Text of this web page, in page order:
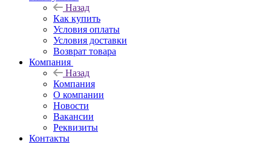
Назад
Как купить
Условия оплаты
Условия доставки
Возврат товара
Компания
Назад
Компания
О компании
Новости
Вакансии
Реквизиты
Контакты